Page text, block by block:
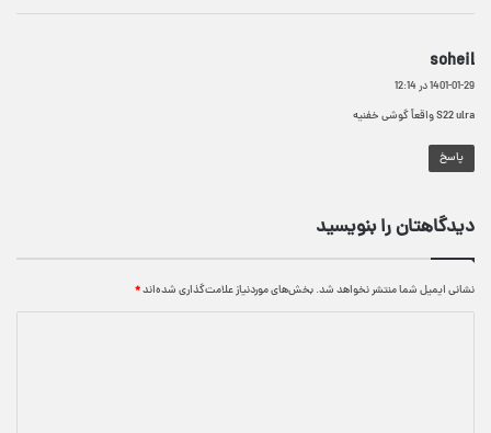
soheil
ت
:
1401-01-29 در 12:14
S22 ulra واقعاً گوشی خفنیه
پاسخ
دیدگاهتان را بنویسید
نشانی ایمیل شما منتشر نخواهد شد.بخش‌های موردنیاز علامت‌گذاری شده‌اند*